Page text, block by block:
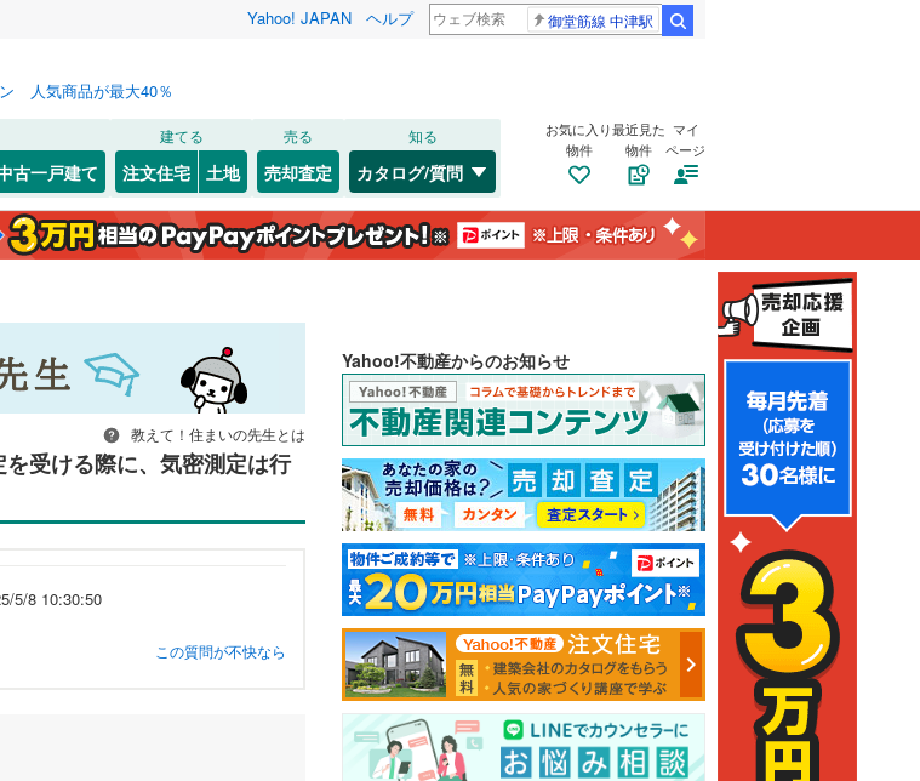
Yahoo! JAPAN ヘルプ 御堂筋線 中津駅
人気商品が最大40％
古一戸建て
建てる
注文住宅 土地
売る
売却査定
知る
カタログ/質問
お気に入り
物件
最近見た
物件
マイ
ページ
教えて！住まいの先生とは
受ける際に、気密測定は行
5/8 10:30:50
この質問が不快なら
Yahoo!不動産からのお知らせ